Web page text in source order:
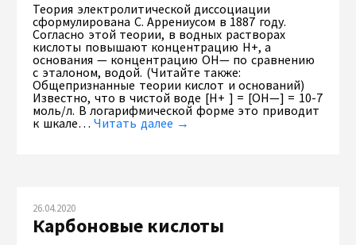
Теория электролитической диссоциации
сформулирована С. Аррениусом в 1887 году.
Согласно этой теории, в водных растворах
кислоты повышают концентрацию Н+, а
основания — концентрацию ОН— по сравнению
с эталоном, водой. (Читайте также:
Общепризнанные теории кислот и оснований)
Известно, что в чистой воде [Н+ ] = [ОН—] = 10-7
моль/л. В логарифмической форме это приводит
к шкале…Читать далее →
26.04.2020
Карбоновые кислоты